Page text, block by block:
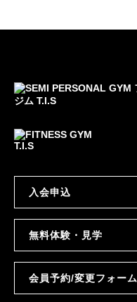
入会申込
無料体験・見学
会員予約/変更フォーム